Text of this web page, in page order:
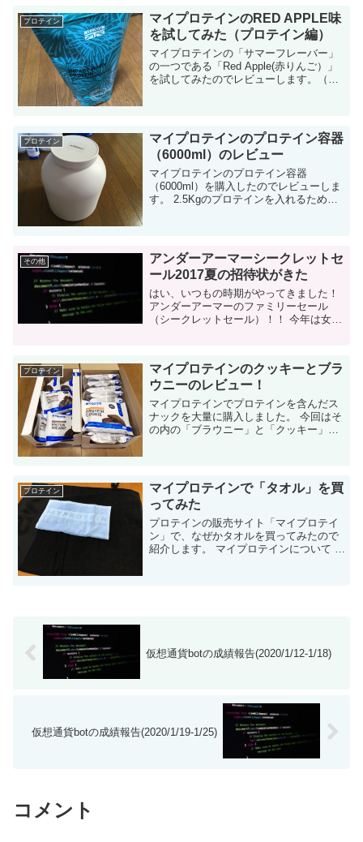
プロテイン
マイプロテインのRED APPLE味
を試してみた（プロテイン編）
マイプロテインの「サマーフレーバー」
の一つである「Red Apple(赤りんご）」
を試してみたのでレビューします。（プ
ーバ...
プロテイン
マイプロテインのプロテイン容器
（6000ml）のレビュー
マイプロテインのプロテイン容器
（6000ml）を購入したのでレビューしま
す。 2.5Kgのプロテインを入れるために
その他
アンダーアーマーシークレットセ
ール2017夏の招待状がきた
はい、いつもの時期がやってきました！
アンダーアーマーのファミリーセール
（シークレットセール）！！ 今年は女性
も書いてみました。 今年の東京は7月28
日か...
プロテイン
マイプロテインのクッキーとブラ
ウニーのレビュー！
マイプロテインでプロテインを含んだス
ナックを大量に購入しました。 今回はそ
の内の「ブラウニー」と「クッキー」の
プロテイン
マイプロテインで「タオル」を買
ってみた
プロテインの販売サイト「マイプロテイ
ン」で、なぜかタオルを買ってみたので
紹介します。 マイプロテインについて 激
仮想通貨botの成績報告(2020/1/12-1/18)
仮想通貨botの成績報告(2020/1/19-1/25)
コメント